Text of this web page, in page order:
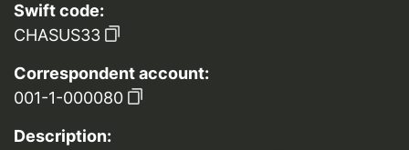
Swift code:
CHASUS33
Correspondent account:
001-1-000080
Description: